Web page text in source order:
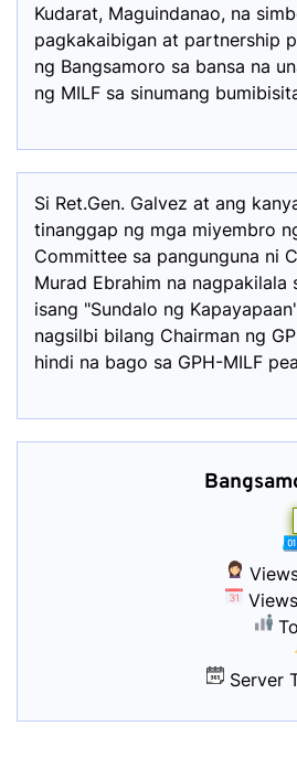
Kudarat, Maguindanao, na
pagkakaibigan at partnership
ng Bangsamoro sa bansa na
ng MILF sa sinumang
Si Ret.Gen. Galvez at ang
tinanggap ng mga miyembro
Committee sa pangunguna ni
Murad Ebrahim na nagpakilala
isang "Sundalo ng
nagsilbi bilang Chairman ng
hindi na bago sa GPH-MILF
Server